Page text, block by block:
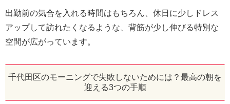
出勤前の気合を入れる時間はもちろん、休日に少しドレス
アップして訪れたくなるような、背筋が少し伸びる特別な
空間が広がっています。
千代田区のモーニングで失敗しないためには？最高の朝を
迎える3つの手順